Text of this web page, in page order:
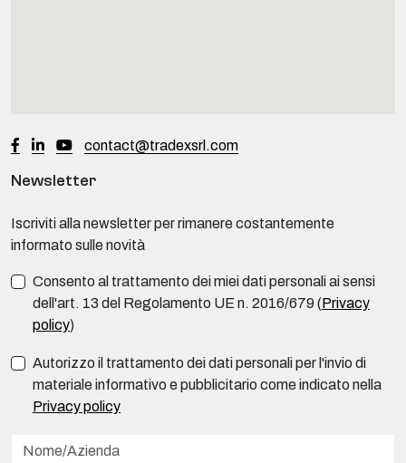
contact@tradexsrl.com
Newsletter
Iscriviti alla newsletter per rimanere costantemente
informato sulle novità
Consento al trattamento dei miei dati personali ai sensi
dell'art. 13 del Regolamento UE n. 2016/679 ( Privacy
policy)
Autorizzo il trattamento dei dati personali per l'invio di
materiale informativo e pubblicitario come indicato nella
Privacy policy